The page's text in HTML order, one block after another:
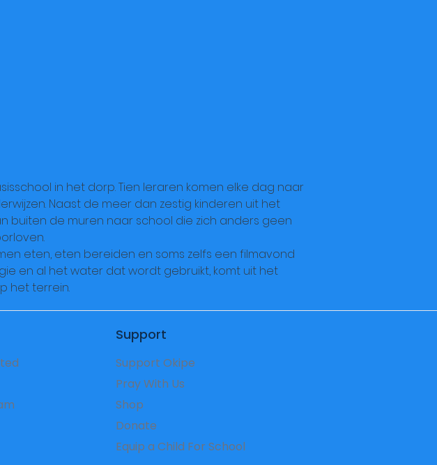
in het dorp. Tien leraren komen elke dag naar
Naast de meer dan zestig kinderen uit het
buiten de muren naar school die zich anders geen
eten, eten bereiden en soms zelfs een filmavond
en al het water dat wordt gebruikt, komt uit het
het terrein.
Support
Support Okipe
Pray With Us
Shop
Donate
​Equip a Child For School